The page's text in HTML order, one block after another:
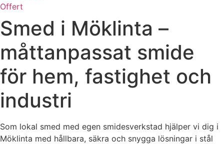
Offert
Smed i Möklinta –
måttanpassat smide
för hem, fastighet och
industri
Som lokal smed med egen smidesverkstad hjälper vi dig i
Möklinta med hållbara, säkra och snygga lösningar i stål